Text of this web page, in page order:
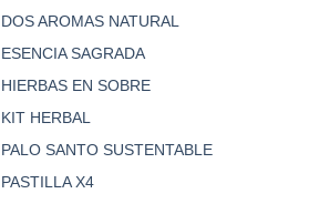
DOS AROMAS NATURAL
ESENCIA SAGRADA
HIERBAS EN SOBRE
KIT HERBAL
PALO SANTO SUSTENTABLE
PASTILLA X4